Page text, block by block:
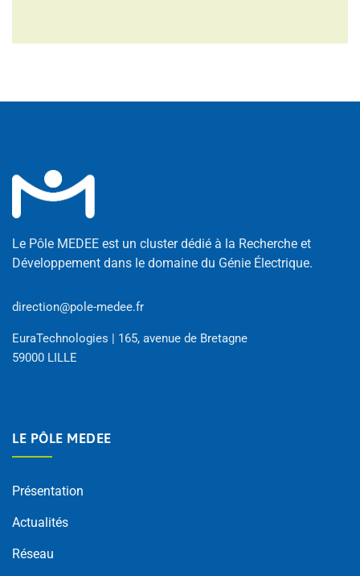
Le Pôle MEDEE est un cluster dédié à la Recherche et
Développement dans le domaine du Génie Électrique.
direction@pole-medee.fr
EuraTechnologies | 165, avenue de Bretagne
59000 LILLE
LE PÔLE MEDEE
Présentation
Actualités
Réseau